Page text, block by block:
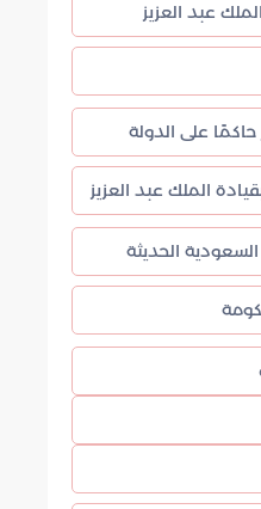
عبد العزيز
حاكمًا على الدولة
الملك عبد العزيز
الحديثة